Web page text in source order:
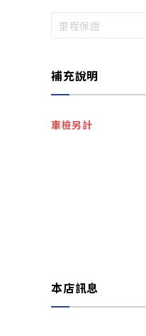
里程保證
補充說明
車檢另計
本店訊息